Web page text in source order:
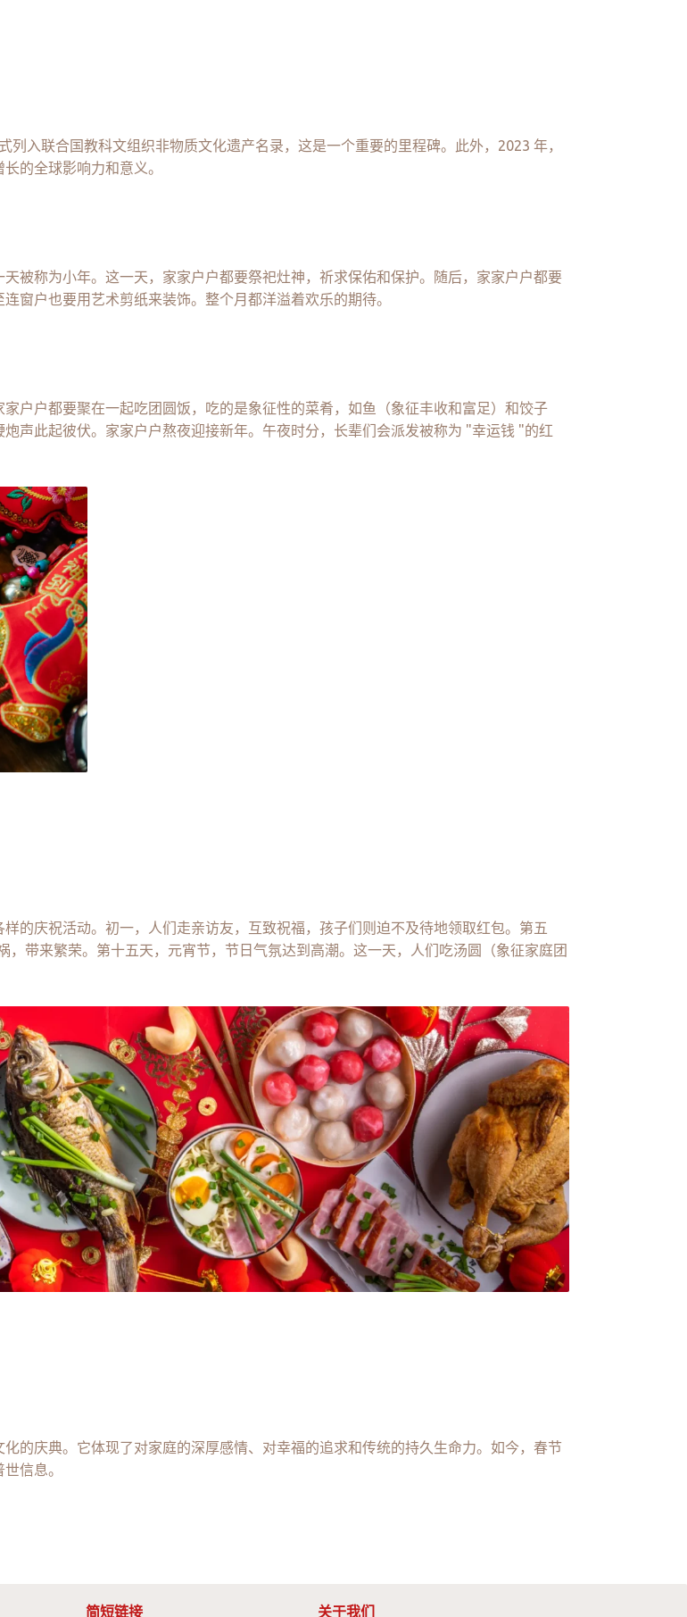
入联合国教科文组织非物质文化遗产名录，这是一个重要的里程碑。此外，2023 年，
的全球影响力和意义。
被称为小年。这一天，家家户户都要祭祀灶神，祈求保佑和保护。随后，家家户户都要
窗户也要用艺术剪纸来装饰。整个月都洋溢着欢乐的期待。
户户都要聚在一起吃团圆饭，吃的是象征性的菜肴，如鱼（象征丰收和富足）和饺子
声此起彼伏。家家户户熬夜迎接新年。午夜时分，长辈们会派发被称为 "幸运钱 "的红
的庆祝活动。初一，人们走亲访友，互致祝福，孩子们则迫不及待地领取红包。第五
带来繁荣。第十五天，元宵节，节日气氛达到高潮。这一天，人们吃汤圆（象征家庭团
的庆典。它体现了对家庭的深厚感情、对幸福的追求和传统的持久生命力。如今，春节
信息。
简短链接 关于我们